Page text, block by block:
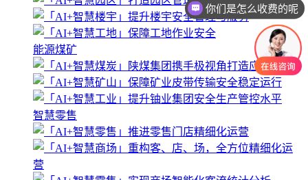
能源煤矿
智慧零售
你们是怎么收费的呢